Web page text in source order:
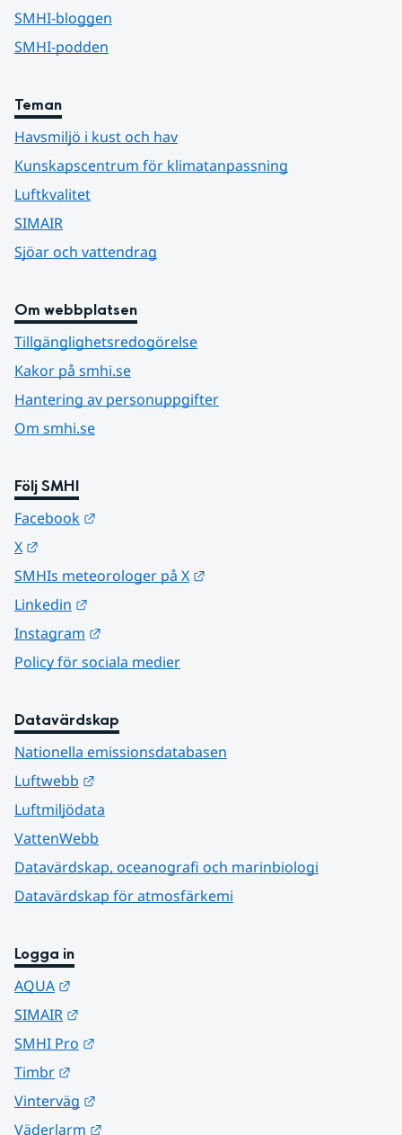
SMHI-bloggen
SMHI-podden
Teman
Havsmiljö i kust och hav
Kunskapscentrum för klimatanpassning
Luftkvalitet
SIMAIR
Sjöar och vattendrag
Om webbplatsen
Tillgänglighetsredogörelse
Kakor på smhi.se
Hantering av personuppgifter
Om smhi.se
Följ SMHI
Facebook
X
SMHIs meteorologer på X
Linkedin
Instagram
Policy för sociala medier
Datavärdskap
Nationella emissionsdatabasen
Luftwebb
Luftmiljödata
VattenWebb
Datavärdskap, oceanografi och marinbiologi
Datavärdskap för atmosfärkemi
Logga in
AQUA
SIMAIR
SMHI Pro
Timbr
Vinterväg
Väderlarm